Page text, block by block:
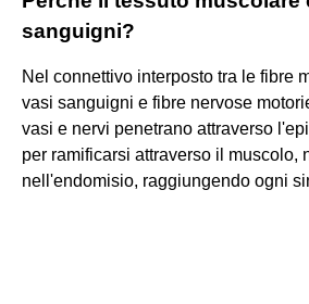
sanguigni?
Nel connettivo interposto tra le fibre
vasi sanguigni e fibre nervose
vasi e nervi penetrano attraverso
per ramificarsi attraverso il muscolo,
nell'endomisio, raggiungendo ogni